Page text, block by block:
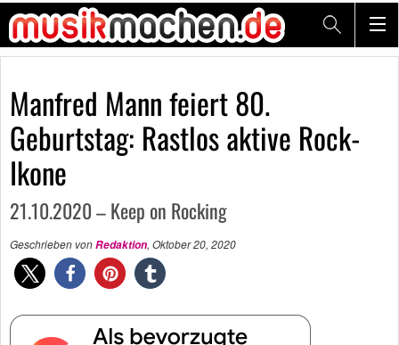
Manfred Mann feiert 80.
Geburtstag: Rastlos aktive Rock-
Ikone
21.10.2020 – Keep on Rocking
Geschrieben vonRedaktion, Oktober 20, 2020